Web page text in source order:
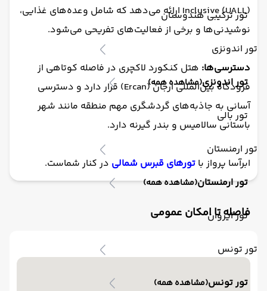
تور ترکیبی هندوستان
تور اندونزی
تور اندونزی(مشاهده همه)
تور بالی
تور ارمنستان
تور ارمنستان(مشاهده همه)
تور ایروان
تور تونس
تور تونس(مشاهده همه)
Inclusive (UALL) ارائه می‌دهد که شامل وعده‌های غذایی،
نوشیدنی‌ها و برخی از فعالیت‌های تفریحی می‌شود.
دسترسی‌ها: هتل کنکورد لاکچری در فاصله کوتاهی از
فرودگاه بین‌المللی ارجان (Ercan) قرار دارد و دسترسی
آسانی به جاذبه‌های گردشگری مهم منطقه مانند شهر
باستانی سالامیس و بندر گیرنه دارد.
ابرآسا پرواز با تورهای قبرس شمالی در کنار شماست.
فاصله تا امکان عمومی